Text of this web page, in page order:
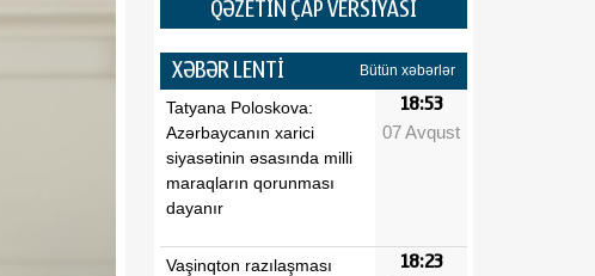
QƏZETİN ÇAP VERSİYASI
XƏBƏR LENTİ Bütün xəbərlər
Tatyana Poloskova:
Azərbaycanın xarici
siyasətinin əsasında milli
maraqların qorunması
dayanır
18:53
07 Avqust
Vaşinqton razılaşması
18:23